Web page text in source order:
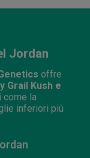
Jordan
offre
Grail Kush e
come la
inferiori più